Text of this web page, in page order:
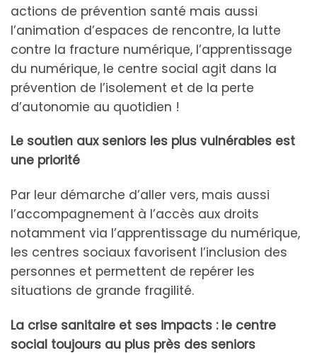
actions de prévention santé mais aussi
l’animation d’espaces de rencontre, la lutte
contre la fracture numérique, l’apprentissage
du numérique, le centre social agit dans la
prévention de l’isolement et de la perte
d’autonomie au quotidien !
Le soutien aux seniors les plus vulnérables est
une priorité
Par leur démarche d’aller vers, mais aussi
l’accompagnement à l’accès aux droits
notamment via l’apprentissage du numérique,
les centres sociaux favorisent l’inclusion des
personnes et permettent de repérer les
situations de grande fragilité.
La crise sanitaire et ses impacts : le centre
social toujours au plus près des seniors